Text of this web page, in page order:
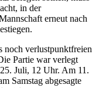
in der
erneut nach
noch verlustpunktfreien
Partie war verlegt
Juli, 12 Uhr. Am 11.
Samstag abgesagte